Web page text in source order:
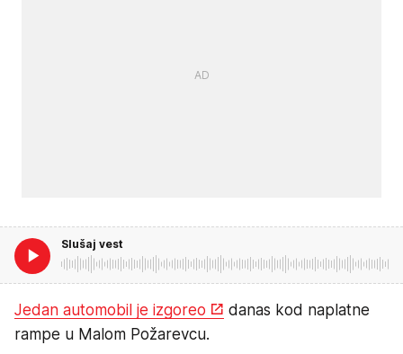
Slušaj vest
Jedan automobil je izgoreo
danas kod naplatne
rampe u Malom Požarevcu.